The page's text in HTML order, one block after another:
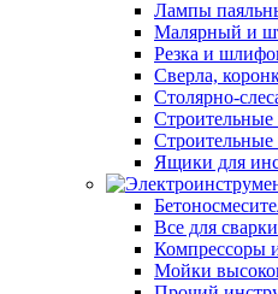
Лампы
Малярный и
Резка и
Сверла,
Столярно-
Строительные
Ящики для
Все для сварки
Компрессоры
Мойки